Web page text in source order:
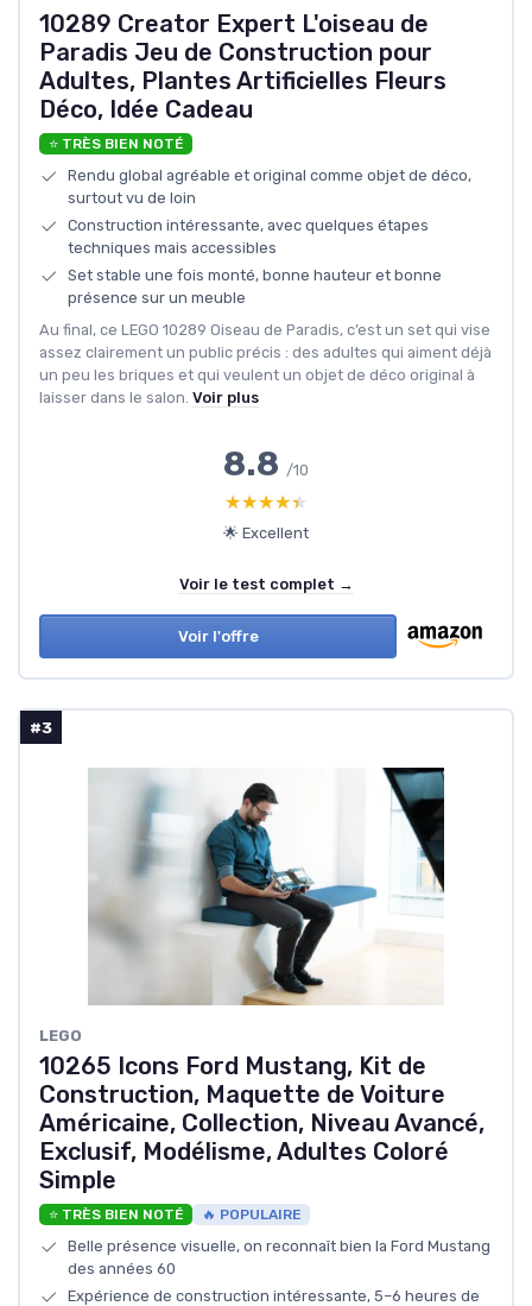
10289 Creator Expert L'oiseau de
Paradis Jeu de Construction pour
Adultes, Plantes Artificielles Fleurs
Déco, Idée Cadeau
⭐ TRÈS BIEN NOTÉ
Rendu global agréable et original comme objet de déco,
surtout vu de loin
Construction intéressante, avec quelques étapes
techniques mais accessibles
Set stable une fois monté, bonne hauteur et bonne
présence sur un meuble
Au final, ce LEGO 10289 Oiseau de Paradis, c’est un set qui vise
assez clairement un public précis : des adultes qui aiment déjà
un peu les briques et qui veulent un objet de déco original à
laisser dans le salon. Voir plus
8.8 /10
★★★★★
★★★★★
🌟 Excellent
Voir le test complet →
Voir l'offre
#3
LEGO
10265 Icons Ford Mustang, Kit de
Construction, Maquette de Voiture
Américaine, Collection, Niveau Avancé,
Exclusif, Modélisme, Adultes Coloré
Simple
⭐ TRÈS BIEN NOTÉ 🔥 POPULAIRE
Belle présence visuelle, on reconnaît bien la Ford Mustang
des années 60
Expérience de construction intéressante, 5–6 heures de